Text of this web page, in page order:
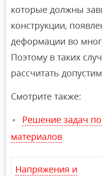
которые должны
конструкции,
деформации во
Поэтому в таких
рассчитать
Смотрите также:
Решение задач
материалов
Напряжения и